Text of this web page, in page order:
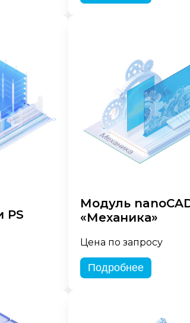
PS
Модуль
«Механика»
Цена по запросу
Подробнее